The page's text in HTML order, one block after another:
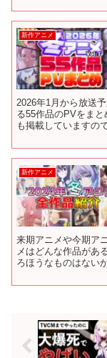
新作アニメ
2026年1月から放送
る55作品のPVをま
も掲載していますの
新作アニメ
来期アニメや今期ア
メはどんな作品があ
ろほうなものはない